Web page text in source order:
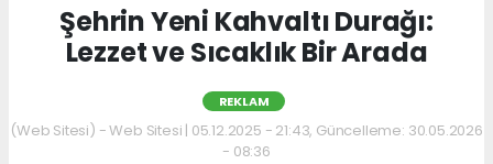
Şehrin Yeni Kahvaltı Durağı:
Lezzet ve Sıcaklık Bir Arada
REKLAM
(Web Sitesi) - Web Sitesi | 05.12.2025 - 21:43, Güncelleme: 30.05.2026
- 08:36